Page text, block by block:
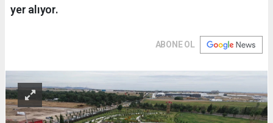
yer alıyor.
ABONE OL